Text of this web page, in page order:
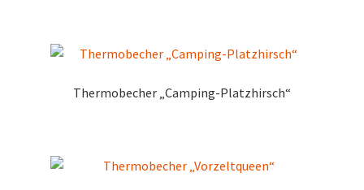
Thermobecher „Camping-Platzhirsch“